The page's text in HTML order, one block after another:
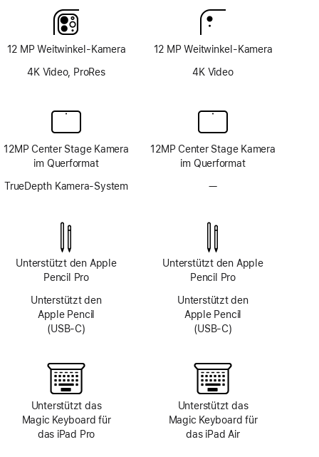
12 MP Weitwinkel-Kamera
4K Video, ProRes
12MP Center Stage Kamera
im Querformat
TrueDepth Kamera-System
Unterstützt den Apple
Pencil Pro
Unterstützt den
Apple Pencil
(USB‑C)
Unterstützt das
Magic Keyboard für
das iPad Pro
12 MP Weitwinkel-Kamera
4K Video
12MP Center Stage Kamera
im Querformat
—Kein
System
Unterstützt den Apple
Pencil Pro
Unterstützt den
Apple Pencil
(USB‑C)
Unterstützt das
Magic Keyboard für
das iPad Air